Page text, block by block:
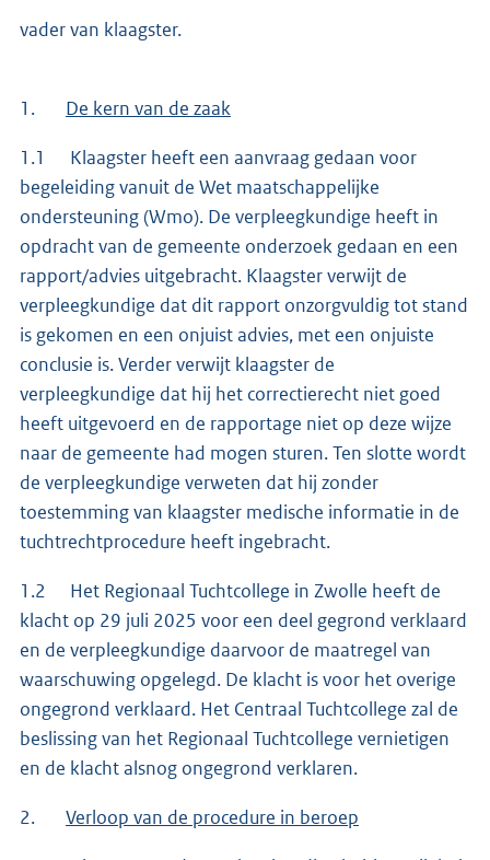
vader van klaagster.
1. De kern van de zaak
1.1 Klaagster heeft een aanvraag gedaan voor
begeleiding vanuit de Wet maatschappelijke
ondersteuning (Wmo). De verpleegkundige heeft in
opdracht van de gemeente onderzoek gedaan en een
rapport/advies uitgebracht. Klaagster verwijt de
verpleegkundige dat dit rapport onzorgvuldig tot stand
is gekomen en een onjuist advies, met een onjuiste
conclusie is. Verder verwijt klaagster de
verpleegkundige dat hij het correctierecht niet goed
heeft uitgevoerd en de rapportage niet op deze wijze
naar de gemeente had mogen sturen. Ten slotte wordt
de verpleegkundige verweten dat hij zonder
toestemming van klaagster medische informatie in de
tuchtrechtprocedure heeft ingebracht.
1.2 Het Regionaal Tuchtcollege in Zwolle heeft de
klacht op 29 juli 2025 voor een deel gegrond verklaard
en de verpleegkundige daarvoor de maatregel van
waarschuwing opgelegd. De klacht is voor het overige
ongegrond verklaard. Het Centraal Tuchtcollege zal de
beslissing van het Regionaal Tuchtcollege vernietigen
en de klacht alsnog ongegrond verklaren.
2. Verloop van de procedure in beroep